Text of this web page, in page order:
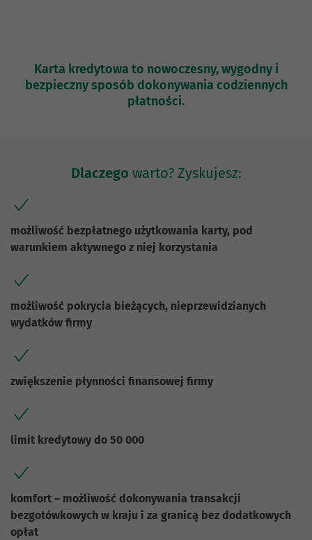
Karta kredytowa to nowoczesny, wygodny i
bezpieczny sposób dokonywania codziennych
płatności.
Dlaczego warto? Zyskujesz:
możliwość bezpłatnego użytkowania karty, pod
warunkiem aktywnego z niej korzystania
możliwość pokrycia bieżących, nieprzewidzianych
wydatków firmy
zwiększenie płynności finansowej firmy
limit kredytowy do 50 000
komfort – możliwość dokonywania transakcji
bezgotówkowych w kraju i za granicą bez dodatkowych
opłat